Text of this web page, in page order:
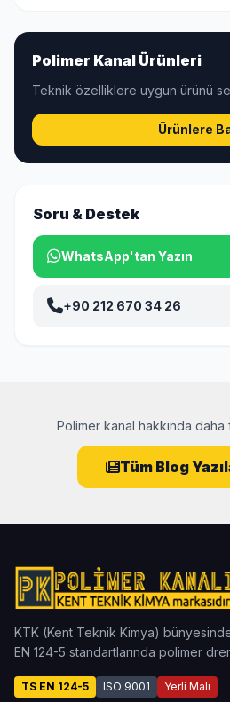
Polimer Kanal Ürünleri
Teknik özelliklere uygun ürünü
Ürünlere
Soru & Destek
WhatsApp'tan Yazın
+90 212 670 34 26
Polimer kanal hakkında
Tüm Blog
KTK (Kent Teknik Kimya)
EN 124-5 standartlarında polimer
TS EN 124-5 ISO 9001 Yerli Malı